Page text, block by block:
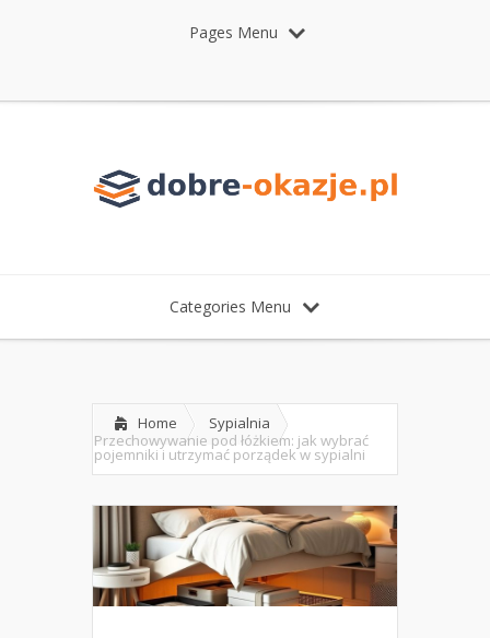
Pages Menu
Categories Menu
Home
Sypialnia
Przechowywanie pod łóżkiem: jak wybrać
pojemniki i utrzymać porządek w sypialni